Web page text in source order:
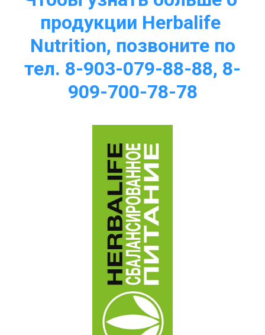
продукции Herbalife
Nutrition, позвоните по
тел. 8-903-079-88-88, 8-
909-700-78-78